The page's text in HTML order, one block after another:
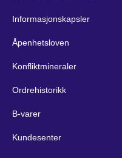
Informasjonskapsler
Åpenhetsloven
Konfliktmineraler
Ordrehistorikk
B-varer
Kundesenter